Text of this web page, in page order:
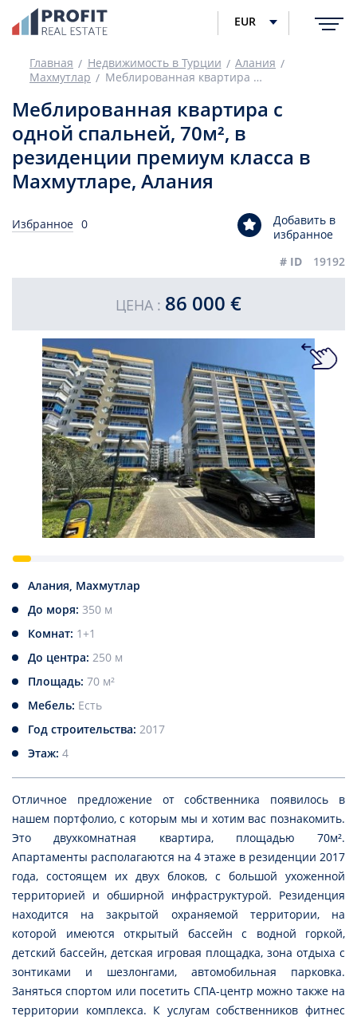
EUR
Главная Недвижимость в Турции
Алания
Махмутлар
Меблированная квартира с одной спальней, 70м², в резиденции премиум класса в Махмутларе, Алания
Меблированная квартира с
одной спальней, 70м², в
резиденции премиум класса в
Махмутларе, Алания
Избранное 0
Добавить в
избранное
# ID
19192
ЦЕНА : 86 000 €
Алания, Махмутлар
До моря: 350 м
Комнат: 1+1
До центра: 250 м
Площадь: 70 м²
Мебель: Есть
Год строительства: 2017
Этаж: 4
Отличное предложение от собственника появилось в
нашем портфолио, с которым мы и хотим вас познакомить.
Это двухкомнатная квартира, площадью 70м².
Апартаменты располагаются на 4 этаже в резиденции 2017
года, состоящем их двух блоков, с большой ухоженной
территорией и обширной инфраструктурой. Резиденция
находится на закрытой охраняемой территории, на
которой имеются открытый бассейн с водной горкой,
детский бассейн, детская игровая площадка, зона отдыха с
зонтиками и шезлонгами, автомобильная парковка.
Заняться спортом или посетить СПА-центр можно также на
территории комплекса. К услугам собственников фитнес